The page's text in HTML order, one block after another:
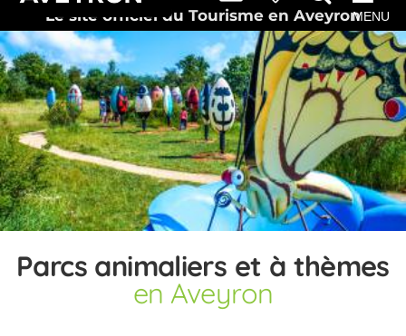
Le site officiel du Tourisme en AveyronMENU
Parcs animaliers et à thèmes
en Aveyron